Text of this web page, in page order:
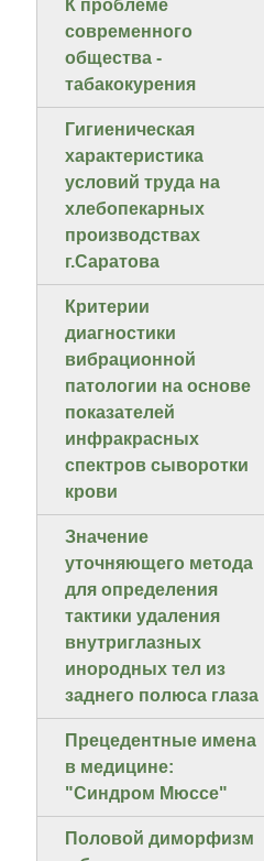
К проблеме
современного
общества -
табакокурения
Гигиеническая
характеристика
условий труда на
хлебопекарных
производствах
г.Саратова
Критерии
диагностики
вибрационной
патологии на основе
показателей
инфракрасных
спектров сыворотки
крови
Значение
уточняющего метода
для определения
тактики удаления
внутриглазных
инородных тел из
заднего полюса глаза
Прецедентные имена
в медицине:
"Синдром Мюссе"
Половой диморфизм